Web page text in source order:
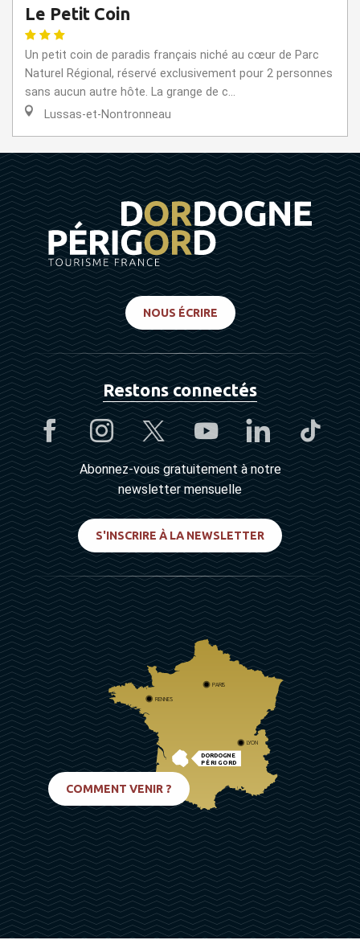
Le Petit Coin
Un petit coin de paradis français niché au cœur de Parc
Naturel Régional, réservé exclusivement pour 2 personnes
sans aucun autre hôte. La grange de c...
Lussas-et-Nontronneau
NOUS ÉCRIRE
Restons connectés
Abonnez-vous gratuitement à notre
newsletter mensuelle
S'INSCRIRE À LA NEWSLETTER
DORDOGNE
PÉRIGORD
PARIS
RENNES
LYON
COMMENT VENIR ?